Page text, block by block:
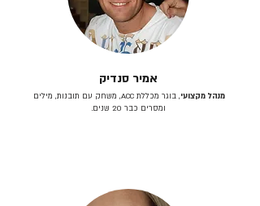
אמיר סנדיק
מנהל מקצועי
, בוגר מכללת ACC, משחק עם תובנות, מילים
ומסרים כבר 20 שנים.